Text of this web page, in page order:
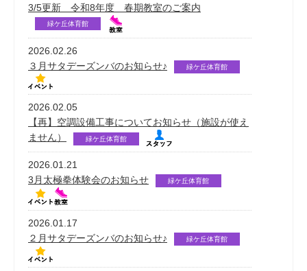
3/5更新 令和8年度 春期教室のご案内
緑ケ丘体育館
2026.02.26
３月サタデーズンバのお知らせ♪
緑ケ丘体育館
2026.02.05
【再】空調設備工事についてお知らせ（施設が使え
ません）
緑ケ丘体育館
2026.01.21
3月太極拳体験会のお知らせ
緑ケ丘体育館
2026.01.17
２月サタデーズンバのお知らせ♪
緑ケ丘体育館